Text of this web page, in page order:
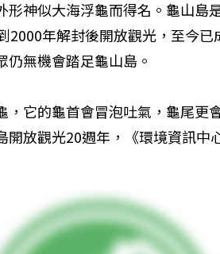
形神似大海浮龜而得名。龜山島
2000年解封後開放觀光，至今已
無機會踏足龜山島。
，它的龜首會冒泡吐氣，龜尾更
開放觀光20週年，《環境資訊中